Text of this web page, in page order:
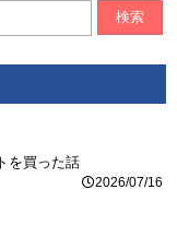
検索
を買った話
2026/07/16